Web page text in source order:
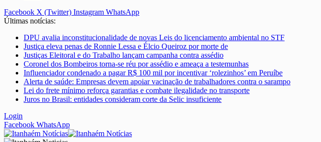
Facebook X (Twitter) Instagram WhatsApp
Últimas notícias:
DPU avalia inconstitucionalidade de novas Leis do licenciamento ambiental no STF
Justiça eleva penas de Ronnie Lessa e Élcio Queiroz por morte de
Justiças Eleitoral e do Trabalho lançam campanha contra assédio
Coronel dos Bombeiros torna-se réu por assédio e ameaça a testemunhas
Influenciador condenado a pagar R$ 100 mil por incentivar ‘rolezinhos’ em Peruíbe
Alerta de saúde: Empresas devem apoiar vacinação de trabalhadores contra o sarampo
Lei do frete mínimo reforça garantias e combate ilegalidade no transporte
Juros no Brasil: entidades consideram corte da Selic insuficiente
Login
Facebook WhatsApp